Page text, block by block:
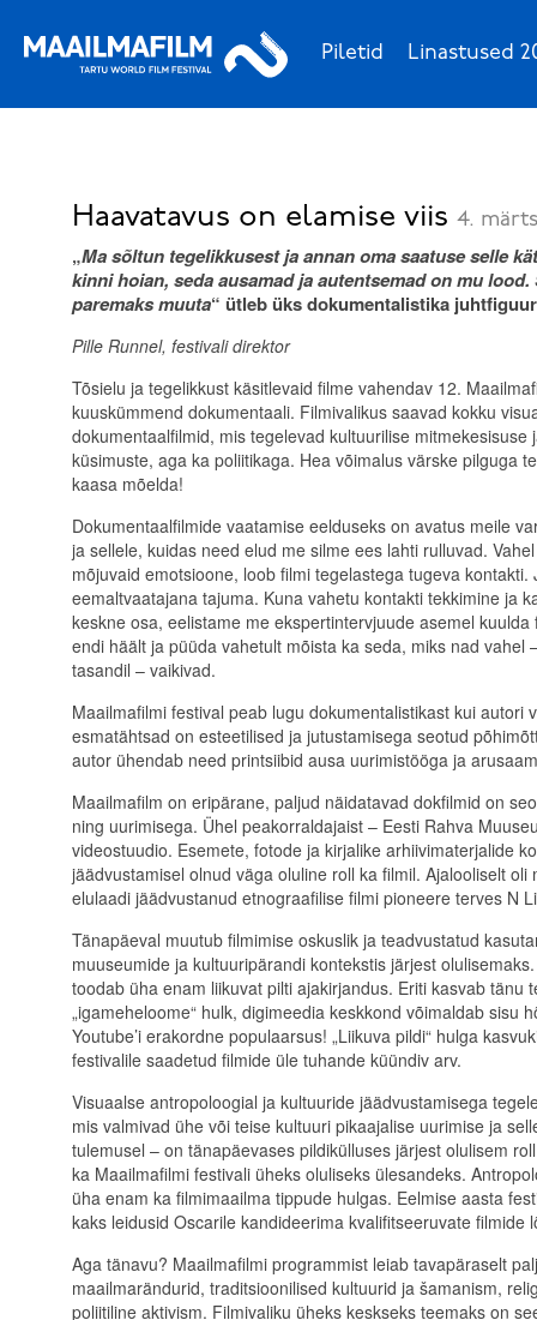
Piletid Linastused
Haavatavus on elamise viis 4. märts
„Ma sõltun tegelikkusest ja annan oma saatuse selle
kinni hoian, seda ausamad ja autentsemad on mu
paremaks muuta“ ütleb üks dokumentalistika
Pille Runnel, festivali direktor
Tõsielu ja tegelikkust käsitlevaid filme vahendav 12.
kuuskümmend dokumentaali. Filmivalikus saavad kokku
dokumentaalfilmid, mis tegelevad kultuurilise
küsimuste, aga ka poliitikaga. Hea võimalus värske pilguga
kaasa mõelda!
Dokumentaalfilmide vaatamise eelduseks on avatus meile
ja sellele, kuidas need elud me silme ees lahti rulluvad.
mõjuvaid emotsioone, loob filmi tegelastega tugeva
eemaltvaatajana tajuma. Kuna vahetu kontakti tekkimine ja
keskne osa, eelistame me ekspertintervjuude asemel
endi häält ja püüda vahetult mõista ka seda, miks nad vahel
tasandil – vaikivad.
Maailmafilmi festival peab lugu dokumentalistikast kui autori
esmatähtsad on esteetilised ja jutustamisega seotud
autor ühendab need printsiibid ausa uurimistööga ja
Maailmafilm on eripärane, paljud näidatavad dokfilmid on
ning uurimisega. Ühel peakorraldajaist – Eesti Rahva
videostuudio. Esemete, fotode ja kirjalike arhiivimaterjalide
jäädvustamisel olnud väga oluline roll ka filmil. Ajalooliselt
elulaadi jäädvustanud etnograafilise filmi pioneere terves N
Tänapäeval muutub filmimise oskuslik ja teadvustatud
muuseumide ja kultuuripärandi kontekstis järjest
toodab üha enam liikuvat pilti ajakirjandus. Eriti kasvab tänu
„igameheloome“ hulk, digimeedia keskkond võimaldab sisu
Youtube’i erakordne populaarsus! „Liikuva pildi“ hulga
festivalile saadetud filmide üle tuhande küündiv arv.
Visuaalse antropoloogial ja kultuuride jäädvustamisega
mis valmivad ühe või teise kultuuri pikaajalise uurimise ja
tulemusel – on tänapäevases pildikülluses järjest olulisem
ka Maailmafilmi festivali üheks oluliseks ülesandeks.
üha enam ka filmimaailma tippude hulgas. Eelmise aasta
kaks leidusid Oscarile kandideerima kvalifitseeruvate filmide
Aga tänavu? Maailmafilmi programmist leiab tavapäraselt
maailmarändurid, traditsioonilised kultuurid ja šamanism,
poliitiline aktivism. Filmivaliku üheks keskseks teemaks on